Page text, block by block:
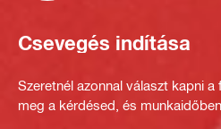
Csevegés indítása
Szeretnél azonnal választ kapni
meg a kérdésed, és